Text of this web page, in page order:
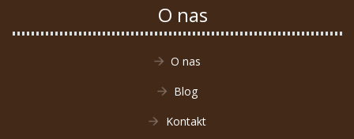
O nas
O nas
Blog
Kontakt